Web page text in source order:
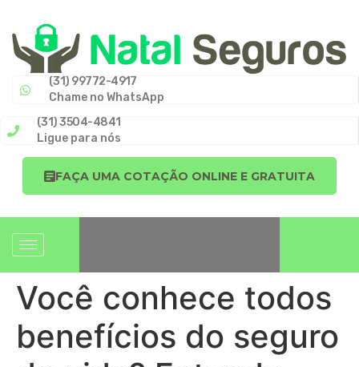
(31) 99772-4917
Chame no WhatsApp
(31) 3504-4841
Ligue para nós
FAÇA UMA COTAÇÃO ONLINE E GRATUITA
Você conhece todos
benefícios do seguro